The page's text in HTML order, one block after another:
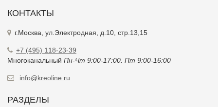
КОНТАКТЫ
г.Москва, ул.Электродная, д.10, стр.13,15
+7 (495) 118-23-39
Многоканальный Пн-Чт 9:00-17:00. Пт 9:00-16:00
info@kreoline.ru
РАЗДЕЛЫ